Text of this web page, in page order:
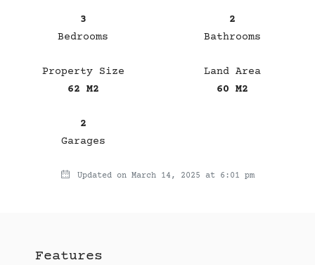
3
Bedrooms
2
Bathrooms
Property Size
62 M2
Land Area
60 M2
2
Garages
Updated on March 14, 2025 at 6:01 pm
Features